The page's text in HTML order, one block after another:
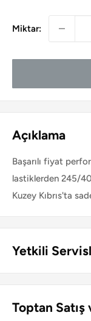
Miktar:
Açıklama
Başarılı fiyat
lastiklerden 245/
Kuzey Kıbrıs'ta
Yetkili
Toptan